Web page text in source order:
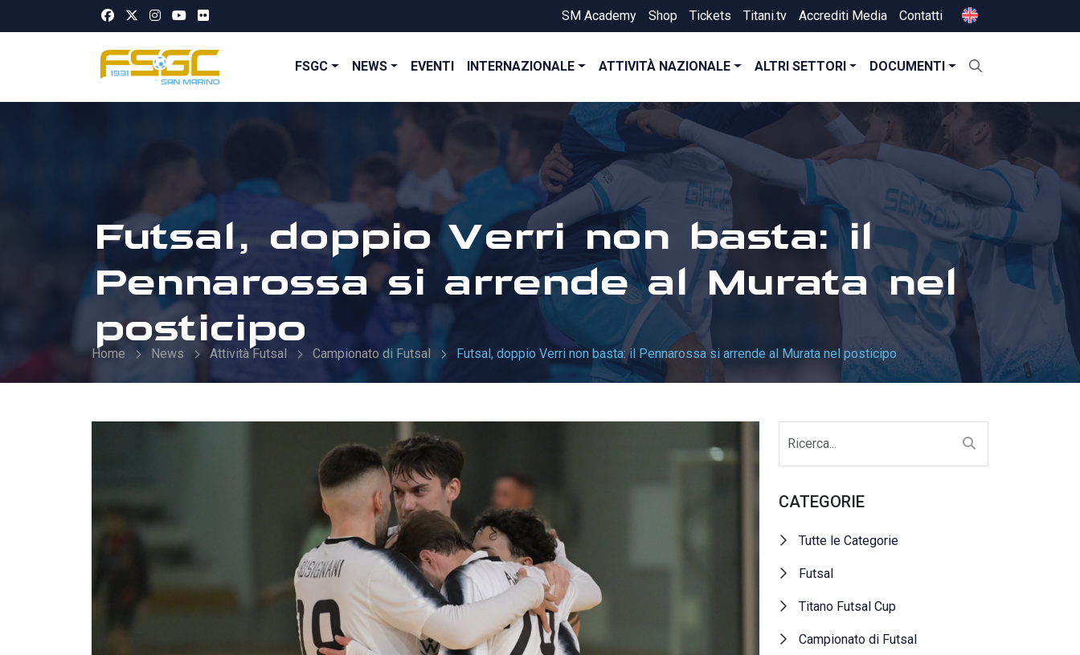
SM Academy Shop Tickets Titani.tv Accrediti Media Contatti
FSGC NEWS EVENTI INTERNAZIONALE ATTIVITÀ NAZIONALE ALTRI SETTORI DOCUMENTI
Futsal, doppio Verri non basta: il
Pennarossa si arrende al Murata nel
posticipo
Home News Attività Futsal Campionato di Futsal Futsal, doppio Verri non basta: il Pennarossa si arrende al Murata nel posticipo
CATEGORIE
Tutte le Categorie
Futsal
Titano Futsal Cup
Campionato di Futsal